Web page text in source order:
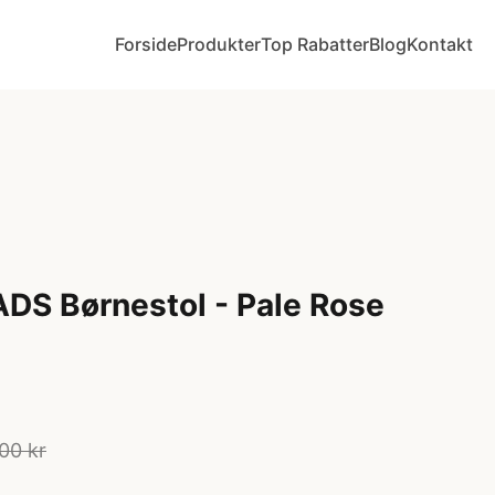
ForsideProdukterTop RabatterBlogKontakt
Børnestol - Pale Rose
kr